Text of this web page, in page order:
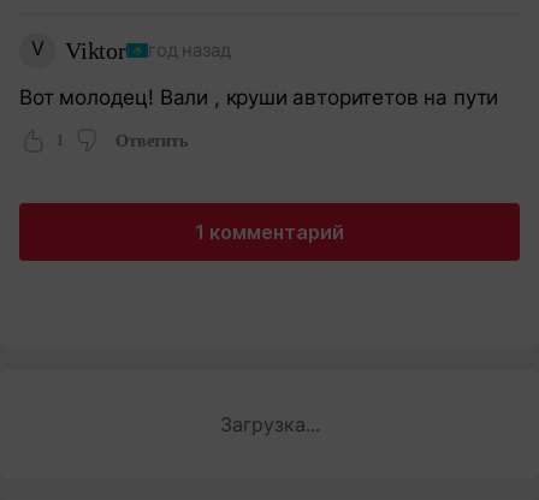
V Viktor год назад
Вот молодец! Вали , круши авторитетов на пути
Ответить
1 комментарий
Загрузка...